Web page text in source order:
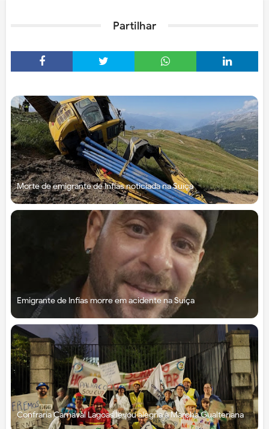
Partilhar
Morte de emigrante de Infias noticiada na Suíça
Emigrante de Infias morre em acidente na Suíça
Confraria Carnaval Lagoas levou alegria à Marcha Gualteriana